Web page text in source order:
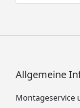
Allgemeine
Montageservice